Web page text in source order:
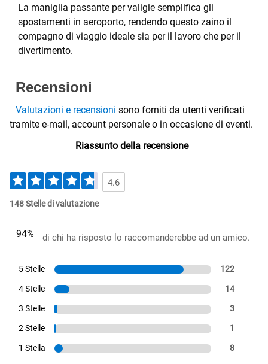
La maniglia passante per valigie semplifica gli
spostamenti in aeroporto, rendendo questo zaino il
compagno di viaggio ideale sia per il lavoro che per il
divertimento.
Recensioni
Valutazioni e recensioni sono forniti da utenti verificati
tramite e-mail, account personale o in occasione di eventi.
Riassunto della recensione
4.6
148 Stelle di valutazione
94% di chi ha risposto lo raccomanderebbe ad un amico.
5 Stelle 122
4 Stelle 14
3 Stelle 3
2 Stelle 1
1 Stella 8